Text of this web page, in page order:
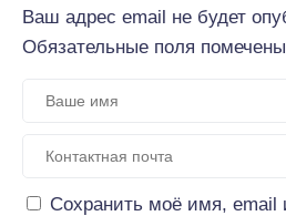
Ваш адрес email не будет
Обязательные поля помечены
Сохранить моё имя, email